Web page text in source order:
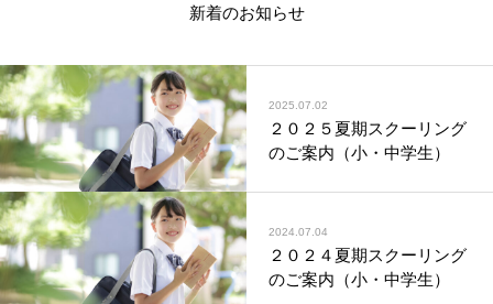
新着のお知らせ
2025.07.02
２０２５夏期スクーリング
のご案内（小・中学生）
2024.07.04
２０２４夏期スクーリング
のご案内（小・中学生）